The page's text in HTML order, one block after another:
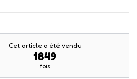
Cet article a été vendu
1849
fois